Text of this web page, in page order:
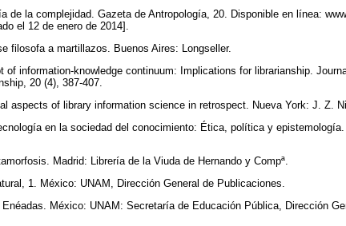
de la complejidad. Gazeta de Antropología, 20. Disponible en línea:
el 12 de enero de 2014].
filosofa a martillazos. Buenos Aires: Longseller.
of information-knowledge continuum: Implications for librarianship.
20 (4), 387-407.
aspects of library information science in retrospect. Nueva York: J. Z.
en la sociedad del conocimiento: Ética, política y
Madrid: Librería de la Viuda de Hernando y Compª.
1. México: UNAM, Dirección General de Publicaciones.
México: UNAM: Secretaría de Educación Pública, Dirección